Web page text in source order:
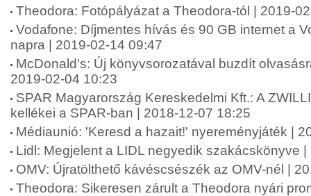
Theodora: Fotópályázat a Theodora-tól | 2019-
Vodafone: Díjmentes hívás és 90 GB internet a
napra | 2019-02-14 09:47
McDonald's: Új könyvsorozatával buzdít
2019-02-04 10:23
SPAR Magyarország Kereskedelmi Kft.: A
kellékei a SPAR-ban | 2018-12-07 18:25
Médiaunió: 'Keresd a hazait!' nyereményjáték |
Lidl: Megjelent a LIDL negyedik szakácskönyve
OMV: Újratölthető kávéscsészék az OMV-nél |
Theodora: Sikeresen zárult a Theodora nyári